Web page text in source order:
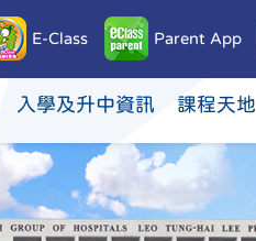
E-Class Parent App
入學及升中資訊 課程天地